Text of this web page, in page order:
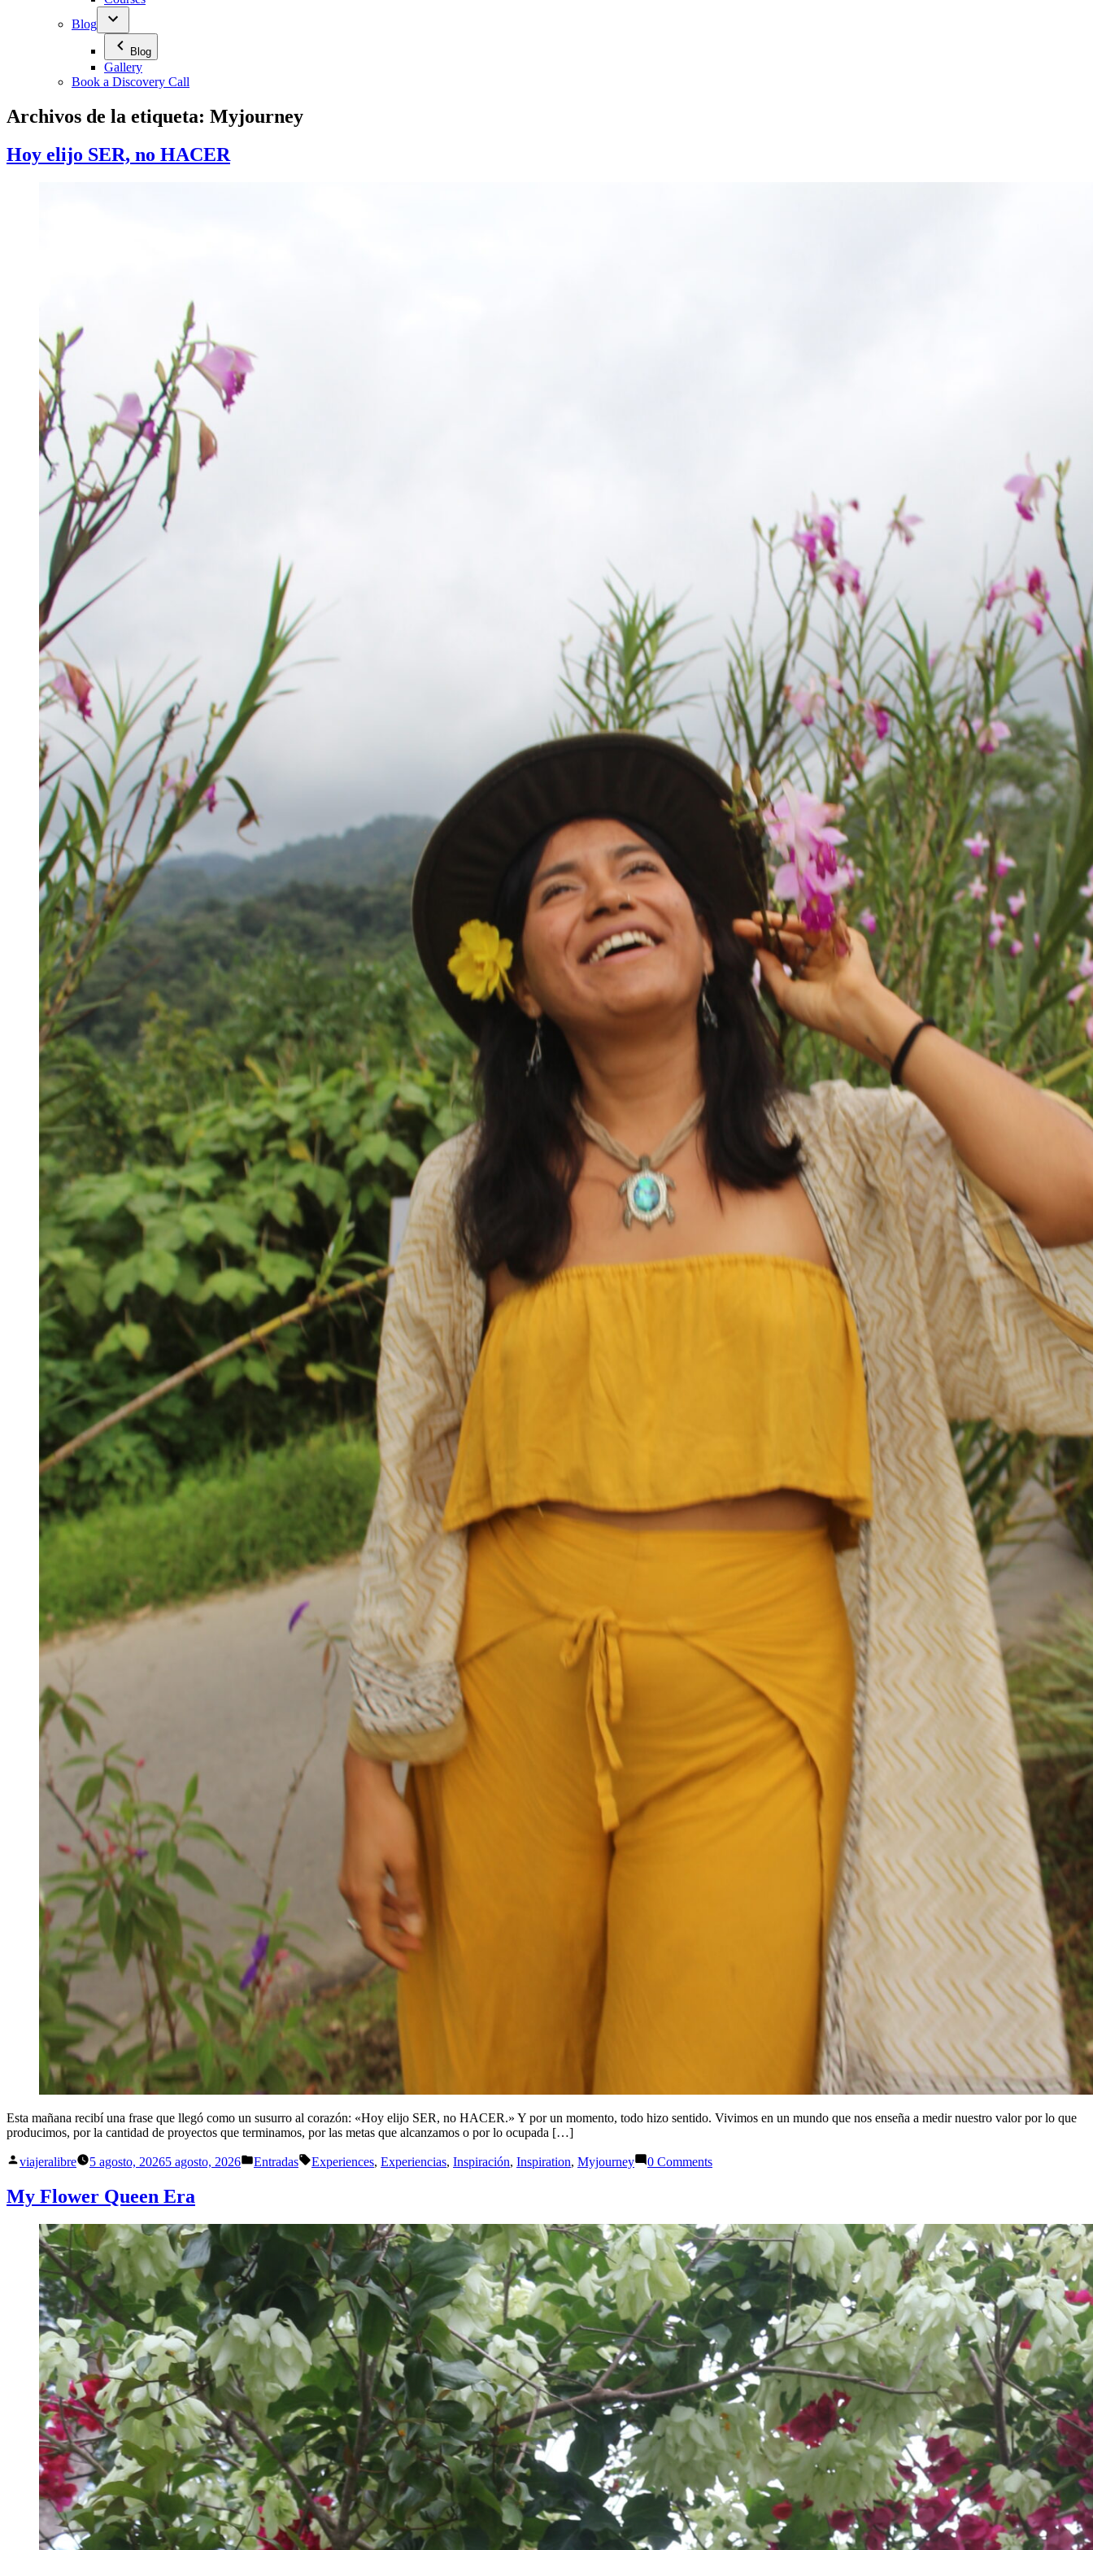
Blog
Blog
Gallery
Book a Discovery Call
Archivos de la etiqueta: Myjourney
Hoy elijo SER, no HACER
Esta mañana recibí una frase que llegó como un susurro al corazón: «Hoy elijo SER, no HACER.» Y por un momento, todo hizo sentido. Vivimos en un mundo que nos enseña a medir nuestro valor por lo que
producimos, por la cantidad de proyectos que terminamos, por las metas que alcanzamos o por lo ocupada […]
Publicado
viajeralibre 5 agosto, 20265 agosto, 2026
Publicado
Entradas Etiquetas:
Experiences, Experiencias, Inspiración, Inspiration, Myjourney 0 Comments
My Flower Queen Era